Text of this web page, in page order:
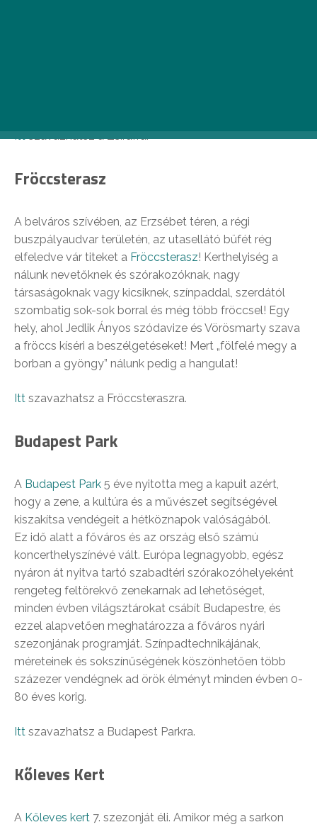
Ittszavazhatsz a Zsiráfra.
Fröccsterasz
A belváros szívében, az Erzsébet téren, a régi
buszpályaudvar területén, az utasellátó büfét rég
elfeledve vár titeket a Fröccsterasz! Kerthelyiség a
nálunk nevetőknek és szórakozóknak, nagy
társaságoknak vagy kicsiknek, színpaddal, szerdától
szombatig sok-sok borral és még több fröccsel! Egy
hely, ahol Jedlik Ányos szódavize és Vörösmarty szava
a fröccs kíséri a beszélgetéseket! Mert „fölfelé megy a
borban a gyöngy” nálunk pedig a hangulat!
Itt szavazhatsz a Fröccsteraszra.
Budapest Park
A Budapest Park 5 éve nyitotta meg a kapuit azért,
hogy a zene, a kultúra és a művészet segítségével
kiszakítsa vendégeit a hétköznapok valóságából.
Ez idő alatt a főváros és az ország első számú
koncerthelyszínévé vált. Európa legnagyobb, egész
nyáron át nyitva tartó szabadtéri szórakozóhelyeként
rengeteg feltörekvő zenekarnak ad lehetőséget,
minden évben világsztárokat csábít Budapestre, és
ezzel alapvetően meghatározza a főváros nyári
szezonjának programját. Színpadtechnikájának,
méreteinek és sokszínűségének köszönhetően több
százezer vendégnek ad örök élményt minden évben 0-
80 éves korig.
Itt szavazhatsz a Budapest Parkra.
Kőleves Kert
A Kőleves kert 7. szezonját éli. Amikor még a sarkon